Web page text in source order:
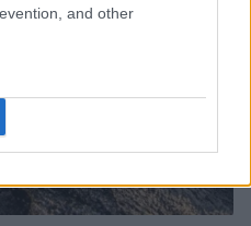
and other